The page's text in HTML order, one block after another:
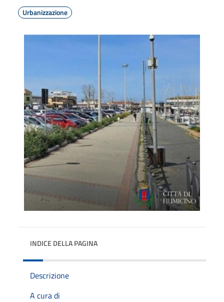
Urbanizzazione
INDICE DELLA PAGINA
Descrizione
A cura di